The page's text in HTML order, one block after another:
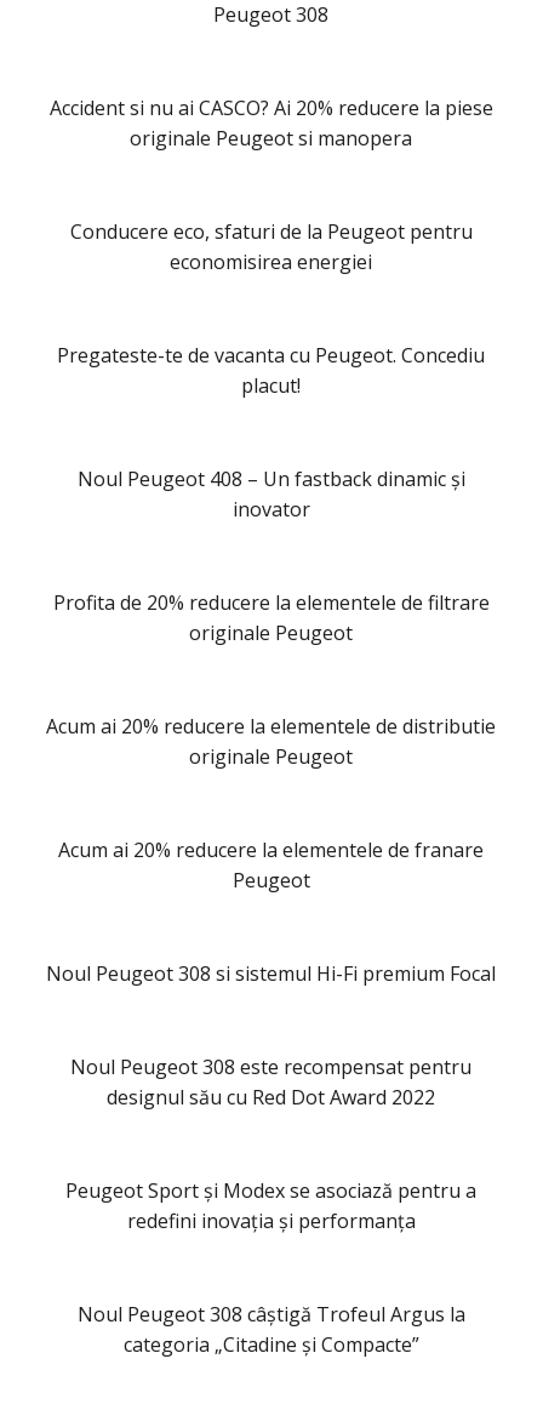
Peugeot 308
Accident si nu ai CASCO? Ai 20% reducere la piese
originale Peugeot si manopera
Conducere eco, sfaturi de la Peugeot pentru
economisirea energiei
Pregateste-te de vacanta cu Peugeot. Concediu
placut!
Noul Peugeot 408 – Un fastback dinamic și
inovator
Profita de 20% reducere la elementele de filtrare
originale Peugeot
Acum ai 20% reducere la elementele de distributie
originale Peugeot
Acum ai 20% reducere la elementele de franare
Peugeot
Noul Peugeot 308 si sistemul Hi-Fi premium Focal
Noul Peugeot 308 este recompensat pentru
designul său cu Red Dot Award 2022
Peugeot Sport și Modex se asociază pentru a
redefini inovația și performanța
Noul Peugeot 308 câștigă Trofeul Argus la
categoria „Citadine și Compacte”